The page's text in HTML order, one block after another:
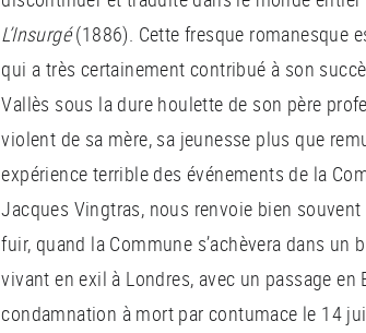
L’Insurgé(1886). Cette fresque romanesque
qui a très certainement contribué à son
Vallès sous la dure houlette de son père
violent de sa mère, sa jeunesse plus que
expérience terrible des événements de la
Jacques Vingtras, nous renvoie bien
fuir, quand la Commune s’achèvera dans un
vivant en exil à Londres, avec un passage
condamnation à mort par contumace le 14